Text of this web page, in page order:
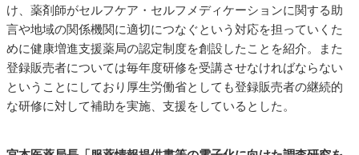
け、薬剤師がセルフケア・セルフメディケーションに関する助
言や地域の関係機関に適切につなぐという対応を担っていくた
めに健康増進支援薬局の認定制度を創設したことを紹介。また
登録販売者については毎年度研修を受講させなければならない
ということにしており厚生労働省としても登録販売者の継続的
な研修に対して補助を実施、支援をしているとした。